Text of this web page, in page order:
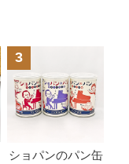
3
ショパンのパン缶